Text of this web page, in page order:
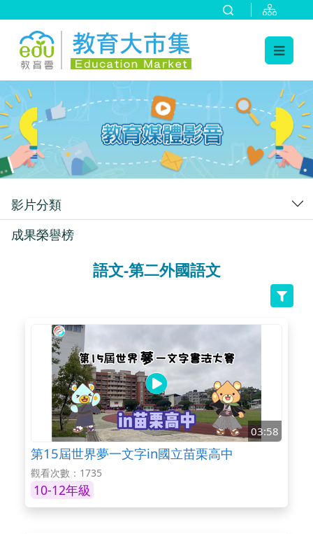
:::
影片分類
成果榮譽榜
語文-第二外國語文
03:58
第15屆世界夢一文字in國立苗栗高中
觀看次數：1735
10-12年級